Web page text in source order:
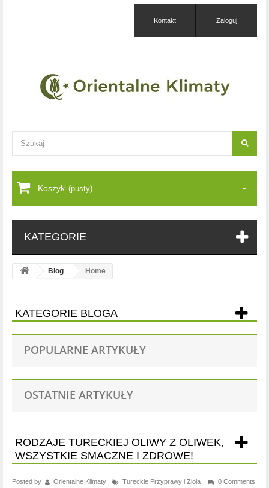
Zaloguj
Kontakt
Koszyk (pusty)
KATEGORIE
Blog Home
KATEGORIE BLOGA
POPULARNE ARTYKUŁY
OSTATNIE ARTYKUŁY
RODZAJE TURECKIEJ OLIWY Z OLIWEK,
WSZYSTKIE SMACZNE I ZDROWE!
Posted by Orientalne Klimaty Tureckie Przyprawy i Zioła
0 Comments